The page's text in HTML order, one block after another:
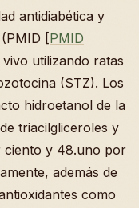
antidiabética y
[PMID
utilizando ratas
(STZ). Los
hidroetanol de la
triacilgliceroles y
ciento y 48.uno por
además de
como